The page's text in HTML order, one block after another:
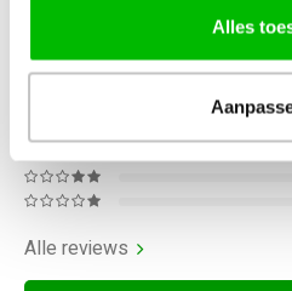
Alles
0Reviews
Alle reviews